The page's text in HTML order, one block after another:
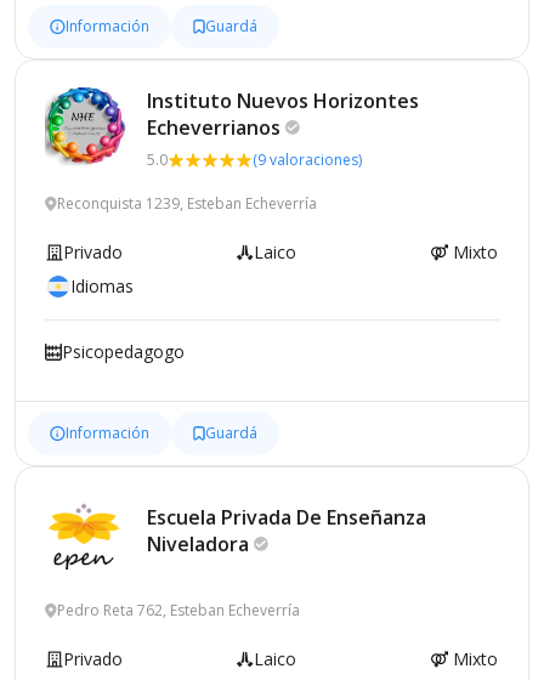
Información Guardá
Instituto Nuevos Horizontes
Echeverrianos
5.0 (9 valoraciones)
Reconquista 1239, Esteban Echeverría
Privado Laico
Mixto
Idiomas
Psicopedagogo
Información Guardá
Escuela Privada De Enseñanza
Niveladora
Pedro Reta 762, Esteban Echeverría
Privado Laico
Mixto